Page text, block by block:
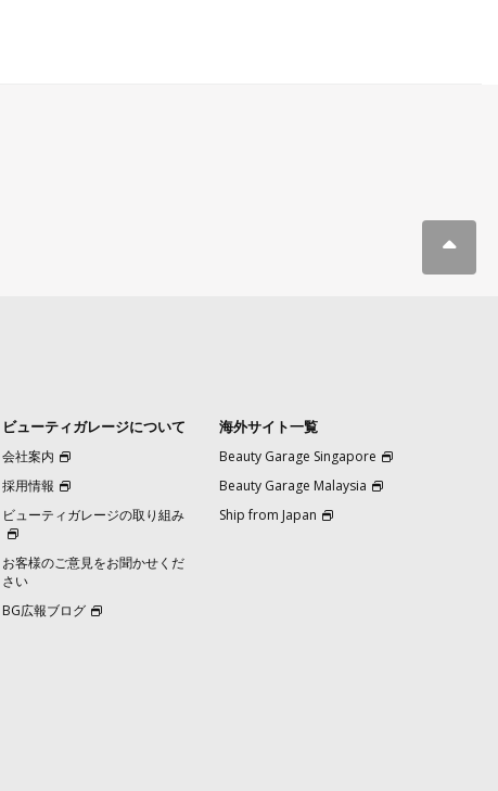
ビューティガレージについて
会社案内
採用情報
ビューティガレージの取り組み
お客様のご意見をお聞かせくだ
さい
BG広報ブログ
海外サイト一覧
Beauty Garage Singapore
Beauty Garage Malaysia
Ship from Japan